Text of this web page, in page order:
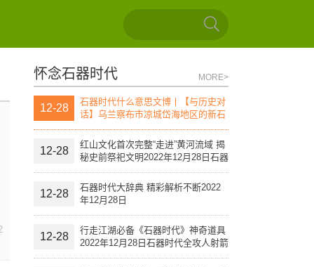
怀念石器时代 MORE>
12-28
石器时代什么意思文博丨【与历史对
话】乌兰察布市凉城岱海地区的新石
器时代文化遗址（上）
12-28
红山文化首次完整“走进”黄河流域 揭
秘史前祭祀文明2022年12月28日石器
时代全攻人射箭
12-28
石器时代大辞典 精彩解析不断2022
年12月28日
12-28
行走江湖必备《石器时代》神奇道具
2022年12月28日石器时代全攻人射箭